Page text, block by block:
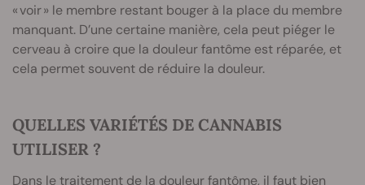
« voir » le membre restant bouger à la place du membre
manquant. D’une certaine manière, cela peut piéger le
cerveau à croire que la douleur fantôme est réparée, et
cela permet souvent de réduire la douleur.
QUELLES VARIÉTÉS DE CANNABIS
UTILISER ?
Dans le traitement de la douleur fantôme, il faut bien